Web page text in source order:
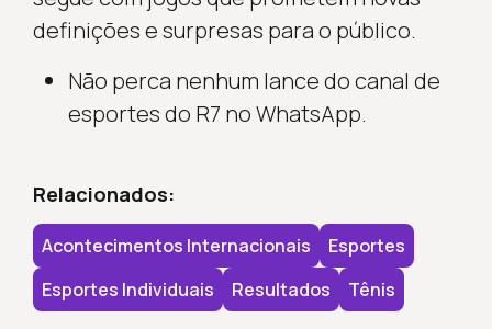
definições e surpresas para o público.
Não perca nenhum lance do canal de
esportes do R7 no WhatsApp.
Relacionados:
Acontecimentos Internacionais
Esportes
Esportes Individuais
Resultados Tênis